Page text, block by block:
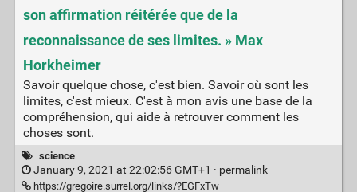
son affirmation réitérée que de la
reconnaissance de ses limites. » Max
Horkheimer
Savoir quelque chose, c'est bien. Savoir où sont les
limites, c'est mieux. C'est à mon avis une base de la
compréhension, qui aide à retrouver comment les
choses sont.
science
January 9, 2021 at 22:02:56 GMT+1 · permalink
https://gregoire.surrel.org/links/?EGFxTw